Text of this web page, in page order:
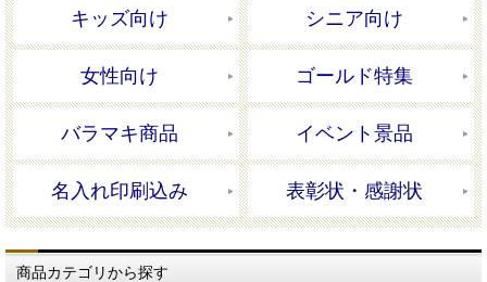
キッズ向け シニア向け
女性向け ゴールド特集
バラマキ商品 イベント景品
名入れ印刷込み 表彰状・感謝状
商品カテゴリから探す